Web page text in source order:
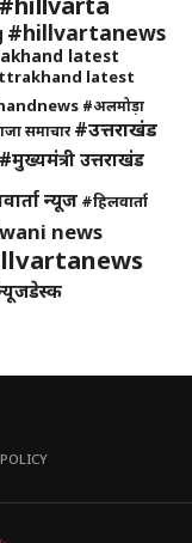
#hillvartanews
latest
latest
#अलमोड़ा
समाचार #उत्तराखंड
#मुख्यमंत्री उत्तराखंड
न्यूज #हिलवार्ता
news
POLICY